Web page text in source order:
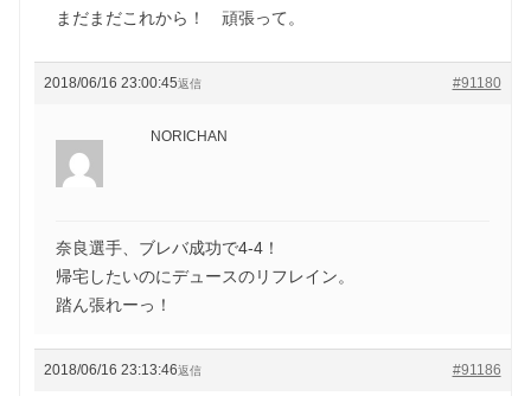
まだまだこれから！ 頑張って。
2018/06/16 23:00:45 #91180
返信
NORICHAN
奈良選手、ブレバ成功で4-4！
帰宅したいのにデュースのリフレイン。
踏ん張れーっ！
2018/06/16 23:13:46 #91186
返信